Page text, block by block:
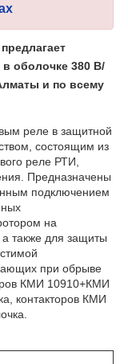
предлагает
оболочке 380 В/
и по всему
реле в защитной
состоящим из
реле РТИ,
Предназначены
подключением
на
также для защиты
при обрыве
КМИ 10910+КМИ
контакторов КМИ